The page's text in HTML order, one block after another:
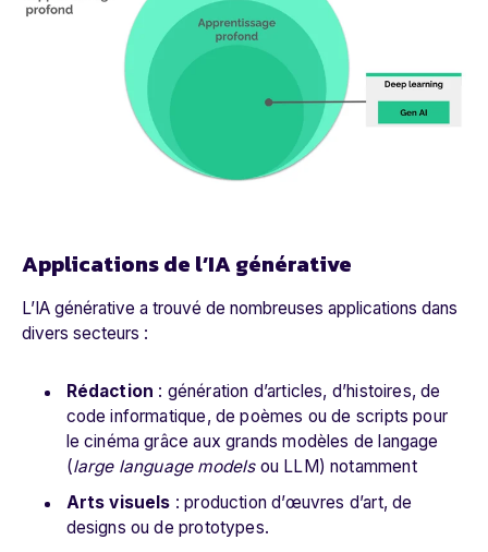
Applications de l’IA générative
L’IA générative a trouvé de nombreuses applications dans
divers secteurs :
Rédaction : génération d’articles, d’histoires, de
code informatique, de poèmes ou de scripts pour
le cinéma grâce aux grands modèles de langage
(large language modelsou LLM) notamment
Arts visuels : production d’œuvres d’art, de
designs ou de prototypes.